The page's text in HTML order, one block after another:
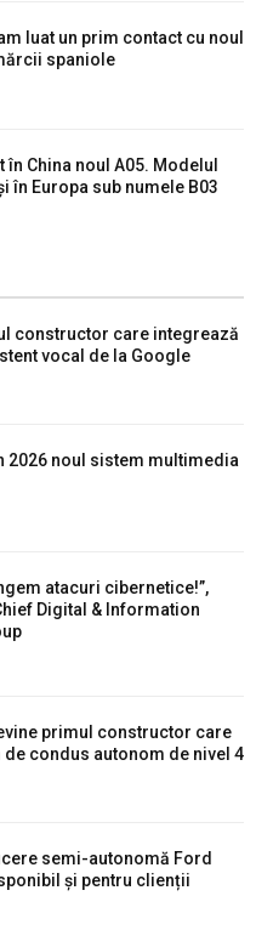
luat un prim contact cu noul
spaniole
în China noul A05. Modelul
în Europa sub numele B03
constructor care integrează
vocal de la Google
2026 noul sistem multimedia
atacuri cibernetice!”,
Digital & Information
primul constructor care
condus autonom de nivel 4
semi-autonomă Ford
și pentru clienții